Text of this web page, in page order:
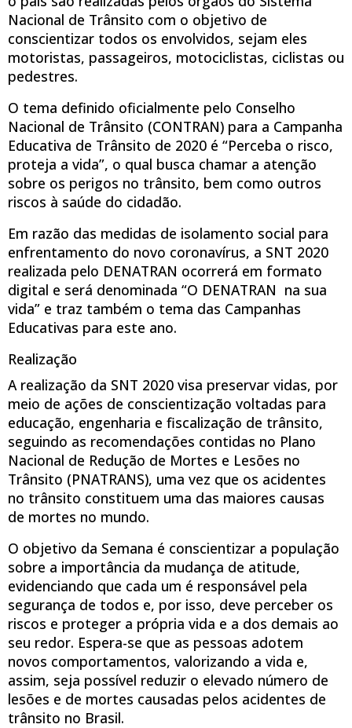
Nacional de Trânsito com o objetivo de
conscientizar todos os envolvidos, sejam eles
motoristas, passageiros, motociclistas, ciclistas ou
pedestres.
O tema definido oficialmente pelo Conselho
Nacional de Trânsito (CONTRAN) para a Campanha
Educativa de Trânsito de 2020 é “Perceba o risco,
proteja a vida”, o qual busca chamar a atenção
sobre os perigos no trânsito, bem como outros
riscos à saúde do cidadão.
Em razão das medidas de isolamento social para
enfrentamento do novo coronavírus, a SNT 2020
realizada pelo DENATRAN ocorrerá em formato
digital e será denominada “O DENATRAN na sua
vida” e traz também o tema das Campanhas
Educativas para este ano.
Realização
A realização da SNT 2020 visa preservar vidas, por
meio de ações de conscientização voltadas para
educação, engenharia e fiscalização de trânsito,
seguindo as recomendações contidas no Plano
Nacional de Redução de Mortes e Lesões no
Trânsito (PNATRANS), uma vez que os acidentes
no trânsito constituem uma das maiores causas
de mortes no mundo.
O objetivo da Semana é conscientizar a população
sobre a importância da mudança de atitude,
evidenciando que cada um é responsável pela
segurança de todos e, por isso, deve perceber os
riscos e proteger a própria vida e a dos demais ao
seu redor. Espera-se que as pessoas adotem
novos comportamentos, valorizando a vida e,
assim, seja possível reduzir o elevado número de
lesões e de mortes causadas pelos acidentes de
trânsito no Brasil.